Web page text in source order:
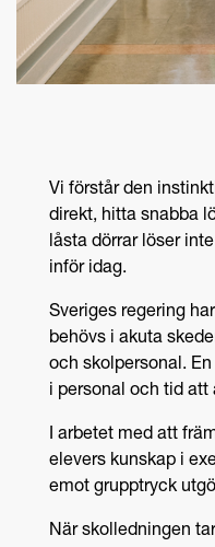
Vi förstår den
direkt, hitta snabba
låsta dörrar löser
inför idag.
Sveriges regering
behövs i akuta
och skolpersonal.
i personal och tid att
I arbetet med att
elevers kunskap i
emot grupptryck
När skolledningen